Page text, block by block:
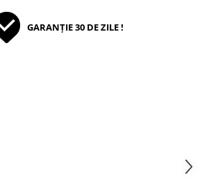
GARANȚIE 30 DE ZILE !